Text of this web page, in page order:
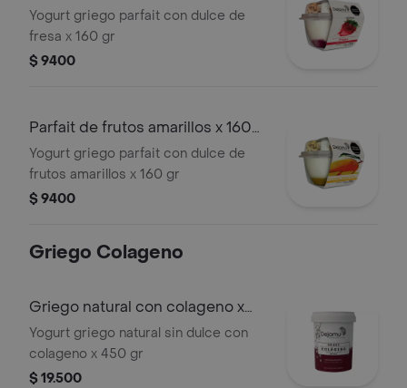
gr
Yogurt griego parfait con dulce de
fresa x 160 gr
$ 9400
Parfait de frutos amarillos x 160
gr
Yogurt griego parfait con dulce de
frutos amarillos x 160 gr
$ 9400
Griego Colageno
Griego natural con colageno x
450 gr
Yogurt griego natural sin dulce con
colageno x 450 gr
$ 19.500